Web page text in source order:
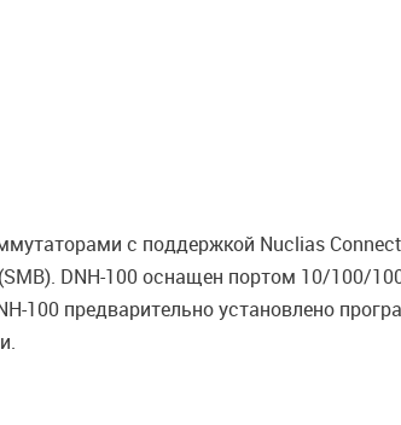
с поддержкой Nuclias
DNH-100 оснащен портом 10/100/
100 предварительно установлено